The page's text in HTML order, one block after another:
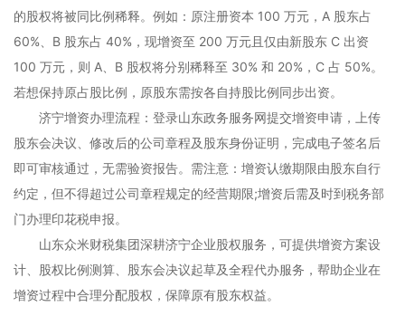
的股权将被同比例稀释。例如：原注册资本 100 万元，A 股东占
60%、B 股东占 40%，现增资至 200 万元且仅由新股东 C 出资
100 万元，则 A、B 股权将分别稀释至 30% 和 20%，C 占 50%。
若想保持原占股比例，原股东需按各自持股比例同步出资。
济宁增资办理流程：登录山东政务服务网提交增资申请，上传
股东会决议、修改后的公司章程及股东身份证明，完成电子签名后
即可审核通过，无需验资报告。需注意：增资认缴期限由股东自行
约定，但不得超过公司章程规定的经营期限;增资后需及时到税务部
门办理印花税申报。
山东众米财税集团深耕济宁企业股权服务，可提供增资方案设
计、股权比例测算、股东会决议起草及全程代办服务，帮助企业在
增资过程中合理分配股权，保障原有股东权益。